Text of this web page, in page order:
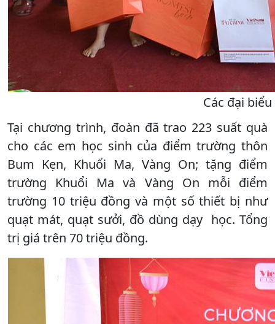
Các đại
Tại chương trình, đoàn đã trao 223 suất quà
cho các em học sinh của điểm trường thôn
Bum Kẹn, Khuổi Ma, Vàng On; tặng điểm
trường Khuổi Ma và Vàng On mỗi điểm
trường 10 triệu đồng và một số thiết bị như
quạt mát, quạt sưởi, đồ dùng dạy học. Tổng
trị giá trên 70 triệu đồng.